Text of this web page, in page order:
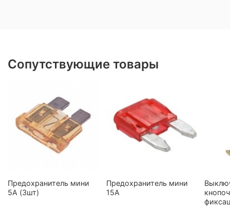
Сопутствующие товары
Предохранитель мини
5А (3шт)
Предохранитель мини
15А